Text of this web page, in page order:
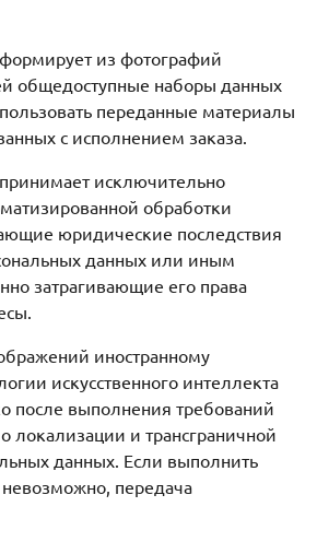
из фотографий
общедоступные наборы данных
переданные материалы
с исполнением заказа.
исключительно
обработки
юридические последствия
данных или иным
затрагивающие его права
иностранному
искусственного интеллекта
после выполнения требований
локализации и трансграничной
данных. Если выполнить
передача